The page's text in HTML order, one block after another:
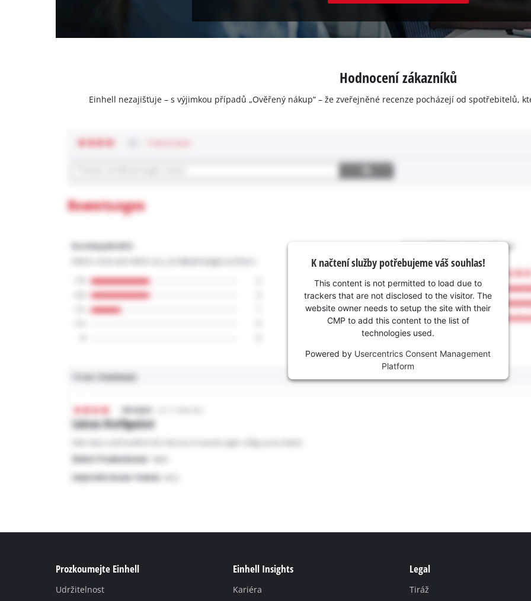
Hodnocení zákazníků
Einhell nezajišťuje – s výjimkou případů „Ověřený nákup“ – že zveřejněné recenze pocházejí od spotřebitelů,
K načtení služby potřebujeme váš souhlas!
This content is not permitted to load due to
trackers that are not disclosed to the visitor. The
website owner needs to setup the site with their
CMP to add this content to the list of
technologies used.
Powered by Usercentrics Consent Management
Platform
Prozkoumejte Einhell
Udržitelnost
Einhell Insights
Kariéra
Legal
Tiráž